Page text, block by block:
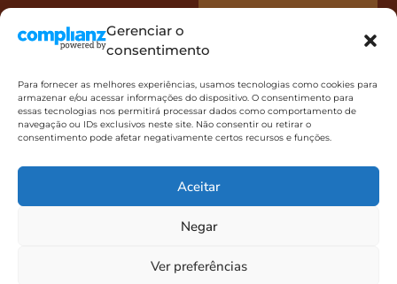
Gerenciar o
consentimento
Para fornecer as melhores experiências, usamos tecnologias como cookies para
armazenar e/ou acessar informações do dispositivo. O consentimento para
essas tecnologias nos permitirá processar dados como comportamento de
navegação ou IDs exclusivos neste site. Não consentir ou retirar o
consentimento pode afetar negativamente certos recursos e funções.
Aceitar
Negar
Ver preferências
Fale pelo Whats
ola@cafedifamiglia.com.br
Redes sociais